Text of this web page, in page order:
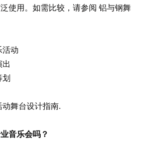
使用。如需比较，请参阅 铝与钢舞
活动
出
动舞台设计指南.
音乐会吗？